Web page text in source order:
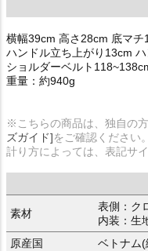
横幅39cm 高さ28cm 底マ
ハンドル立ち上がり13cm
ショルダーベルト
重量：約940g
※こちらの商品は、独自の
ズガイド]をご確認ください。
計り方によっては、表記サ
素材
表側：ク
内装：生
原産国
ベトナム(